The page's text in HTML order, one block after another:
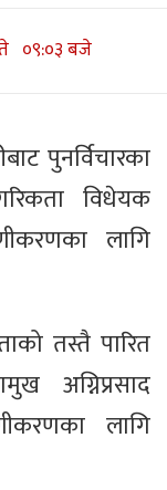
०९:०३ बजे
पुनर्विचारका
विधेयक
लागि
तस्तै पारित
अग्निप्रसाद
लागि